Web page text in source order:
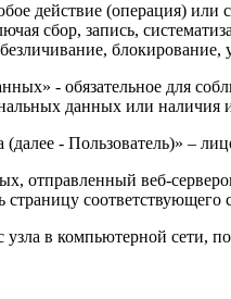
действие (операция) или
сбор, запись,
- обязательное для
данных или наличия
(далее ‑ Пользователь)» –
отправленный веб-
соответствующего
в компьютерной сети,